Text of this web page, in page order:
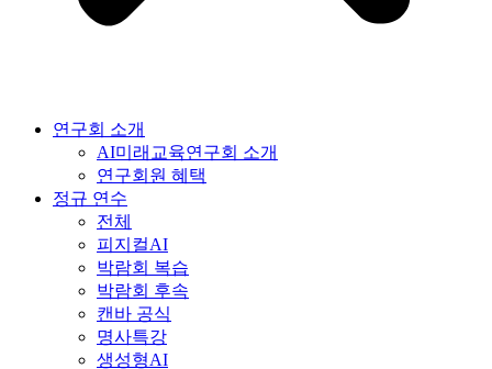
연구회 소개
AI미래교육연구회 소개
연구회원 혜택
정규 연수
전체
피지컬AI
박람회 복습
박람회 후속
캔바 공식
명사특강
생성형AI